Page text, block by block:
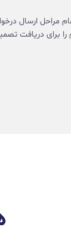
مراحل ارسال
را برای دریافت